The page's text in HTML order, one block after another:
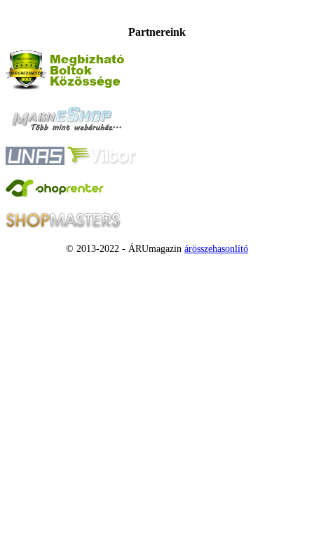
Partnereink
© 2013-2022 - ÁRUmagazin árösszehasonlító